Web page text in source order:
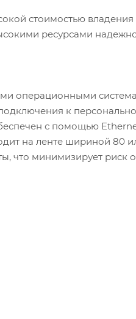
стоимостью владения
ресурсами
операционными
к
с помощью
на ленте шириной 80
что минимизирует риск